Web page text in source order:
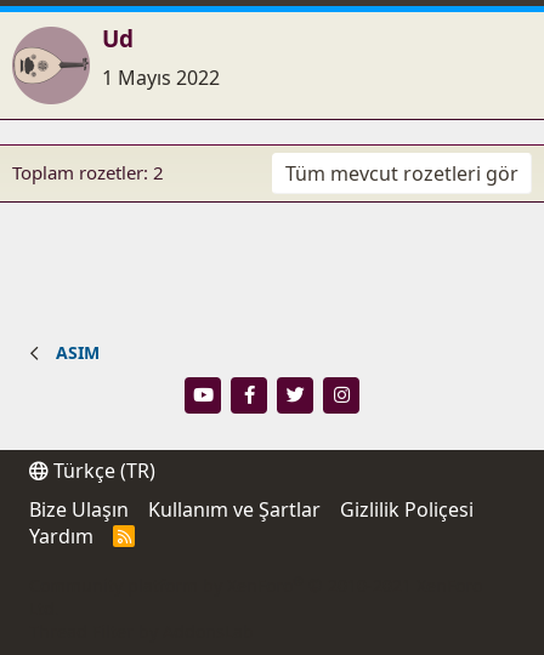
Ud
1 Mayıs 2022
Toplam rozetler: 2 Tüm mevcut rozetleri gör
ASIM
Türkçe (TR)
Bize Ulaşın
Kullanım ve Şartlar
Gizlilik Poliçesi
Yardım
R